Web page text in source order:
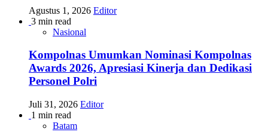
Agustus 1, 2026 Editor
3 min read
Nasional
Kompolnas Umumkan Nominasi Kompolnas
Awards 2026, Apresiasi Kinerja dan Dedikasi
Personel Polri
Juli 31, 2026 Editor
1 min read
Batam